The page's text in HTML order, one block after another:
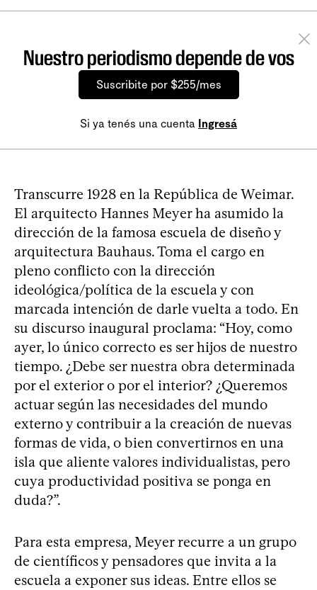
Nuestro periodismo depende de vos
Suscribite por $255/mes
Si ya tenés una cuenta Ingresá
Transcurre 1928 en la República de Weimar.
El arquitecto Hannes Meyer ha asumido la
dirección de la famosa escuela de diseño y
arquitectura Bauhaus. Toma el cargo en
pleno conflicto con la dirección
ideológica/política de la escuela y con
marcada intención de darle vuelta a todo. En
su discurso inaugural proclama: “Hoy, como
ayer, lo único correcto es ser hijos de nuestro
tiempo. ¿Debe ser nuestra obra determinada
por el exterior o por el interior? ¿Queremos
actuar según las necesidades del mundo
externo y contribuir a la creación de nuevas
formas de vida, o bien convertirnos en una
isla que aliente valores individualistas, pero
cuya productividad positiva se ponga en
duda?”.
Para esta empresa, Meyer recurre a un grupo
de científicos y pensadores que invita a la
escuela a exponer sus ideas. Entre ellos se